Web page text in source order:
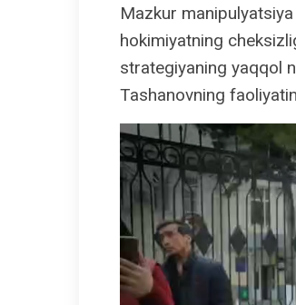
Mazkur
hokimiyatning
strategiyaning yaqqol
Tashanovning